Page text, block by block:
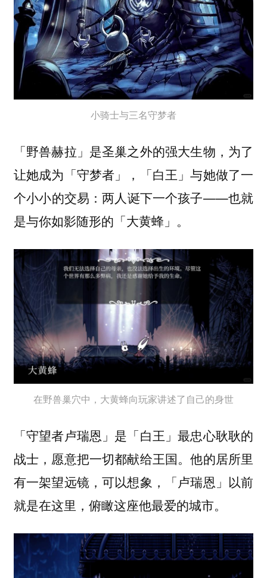
小骑士与三名守梦者
「野兽赫拉」是圣巢之外的强大生物，为了
让她成为「守梦者」，「白王」与她做了一
个小小的交易：两人诞下一个孩子——也就
是与你如影随形的「大黄蜂」。
在野兽巢穴中，大黄蜂向玩家讲述了自己的身世
「守望者卢瑞恩」是「白王」最忠心耿耿的
战士，愿意把一切都献给王国。他的居所里
有一架望远镜，可以想象，「卢瑞恩」以前
就是在这里，俯瞰这座他最爱的城市。